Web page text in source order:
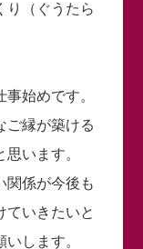
り（ぐうたら
始めです。
ご縁が築ける
います。
関係が今後も
ていきたいと
します。